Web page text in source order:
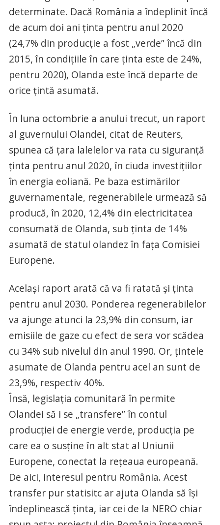
determinate. Dacă România a îndeplinit încă
de acum doi ani ţinta pentru anul 2020
(24,7% din producţie a fost „verde” încă din
2015, în condiţiile în care ţinta este de 24%,
pentru 2020), Olanda este încă departe de
orice ţintă asumată.
În luna octombrie a anului trecut, un raport
al guvernului Olandei, citat de Reuters,
spunea că ţara lalelelor va rata cu siguranţă
ţinta pentru anul 2020, în ciuda investiţiilor
în energia eoliană. Pe baza estimărilor
guvernamentale, regenerabilele urmează să
producă, în 2020, 12,4% din electricitatea
consumată de Olanda, sub ţinta de 14%
asumată de statul olandez în faţa Comisiei
Europene.
Acelaşi raport arată că va fi ratată şi ţinta
pentru anul 2030. Ponderea regenerabilelor
va ajunge atunci la 23,9% din consum, iar
emisiile de gaze cu efect de sera vor scădea
cu 34% sub nivelul din anul 1990. Or, ţintele
asumate de Olanda pentru acel an sunt de
23,9%, respectiv 40%.
Însă, legislaţia comunitară în permite
Olandei să i se „transfere” în contul
producţiei de energie verde, producţia pe
care ea o susţine în alt stat al Uniunii
Europene, conectat la reţeaua europeană.
De aici, interesul pentru România. Acest
transfer pur statisitc ar ajuta Olanda să îşi
îndeplinească ţinta, iar cei de la NERO chiar